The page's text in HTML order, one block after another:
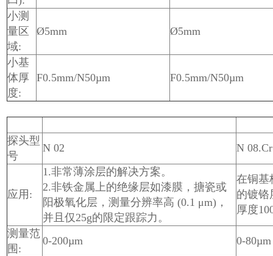
小测
量区
域:
Ø5mm Ø5mm
小基
体厚
度:
F0.5mm/N50µm F0.5mm/N50µm
探头型
号
N 02 N 08.Cr
应用:
1.非常薄涂层的解决方案。
2.非铁金属上的绝缘层如漆膜，搪瓷或
阳极氧化层，测量分辨率高 (0.1 μm)，
并且仅25g的限定跟踪力。
在铜基
的镀铬
厚度
测量范
围:
0-200µm
0-80µm